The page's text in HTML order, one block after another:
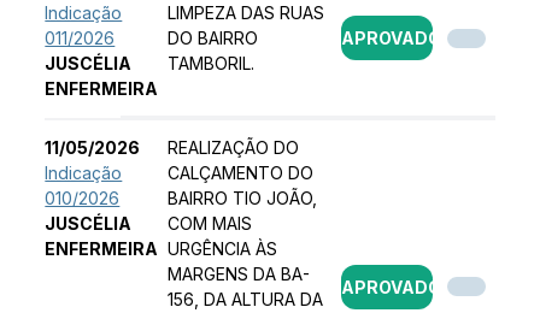
Indicação
011/2026
JUSCÉLIA
ENFERMEIRA
LIMPEZA DAS RUAS
DO BAIRRO
TAMBORIL.
APROVADO
11/05/2026
Indicação
010/2026
JUSCÉLIA
ENFERMEIRA
REALIZAÇÃO DO
CALÇAMENTO DO
BAIRRO TIO JOÃO,
COM MAIS
URGÊNCIA ÀS
MARGENS DA BA-
156, DA ALTURA DA
APROVADO